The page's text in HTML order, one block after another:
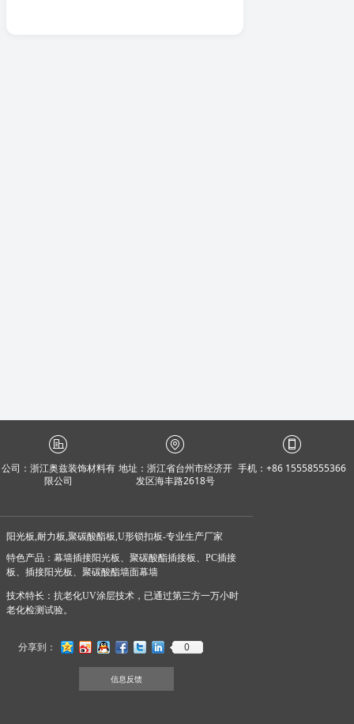
公司： 浙江奥兹装饰材料有
限公司
地址： 浙江省台州市经济开
发区海丰路2618号
手机：+86 15558555366
阳光板,耐力板,聚碳酸酯板,U形锁扣板-专业生产厂家
特色产品：幕墙插接阳光板、聚碳酸酯插接板、PC插接
板、插接阳光板、聚碳酸酯墙面幕墙
技术特长：抗老化UV涂层技术，已通过第三方一万小时
老化检测试验。
分享到： 0
信息反馈